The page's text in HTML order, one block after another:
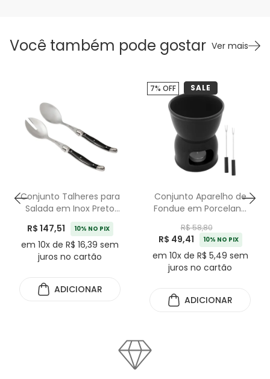
Você também pode gostar Ver mais
Conjunto Talheres para
Salada em Inox Preto
Laguiole La Tour - 2
Peças
R$ 147,51 10% NO PIX
em 10x de R$ 16,39 sem
juros no cartão
ADICIONAR
Conjunto Aparelho de
Fondue em Porcelana
R$ 58,80
R$ 49,41 10% NO PIX
em 10x de R$ 5,49 sem
juros no cartão
7% OFF SALE
ADICIONAR